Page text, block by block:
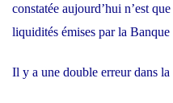
constatée aujourd’hui n’est
liquidités émises par la Banque
Il y a une double erreur dans